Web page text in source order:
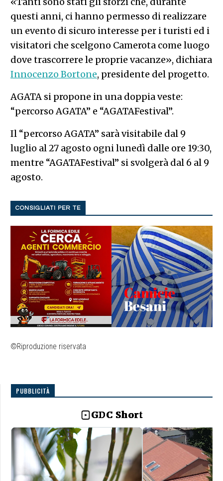
questi anni, ci hanno permesso di realizzare
un evento di sicuro interesse per i turisti ed i
visitatori che scelgono Camerota come luogo
dove trascorrere le proprie vacanze», dichiara
Innocenzo Bortone, presidente del progetto.
AGATA si propone in una doppia veste:
“percorso AGATA” e “AGATAFestival”.
Il “percorso AGATA” sarà visitabile dal 9
luglio al 27 agosto ogni lunedì dalle ore 19:30,
mentre “AGATAFestival” si svolgerà dal 6 al 9
agosto.
CONSIGLIATI PER TE
©Riproduzione riservata
PUBBLICITÀ
GDC Short